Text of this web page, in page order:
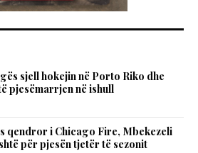
sjell hokejin në Porto Riko dhe
pjesëmarrjen në ishull
qendror i Chicago Fire, Mbekezeli
për pjesën tjetër të sezonit